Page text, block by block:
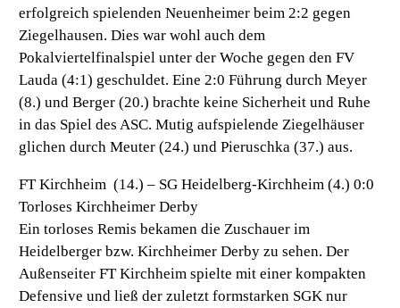
erfolgreich spielenden Neuenheimer beim 2:2 gegen
Ziegelhausen. Dies war wohl auch dem
Pokalviertelfinalspiel unter der Woche gegen den FV
Lauda (4:1) geschuldet. Eine 2:0 Führung durch Meyer
(8.) und Berger (20.) brachte keine Sicherheit und Ruhe
in das Spiel des ASC. Mutig aufspielende Ziegelhäuser
glichen durch Meuter (24.) und Pieruschka (37.) aus.
FT Kirchheim (14.) – SG Heidelberg-Kirchheim (4.) 0:0
Torloses Kirchheimer Derby
Ein torloses Remis bekamen die Zuschauer im
Heidelberger bzw. Kirchheimer Derby zu sehen. Der
Außenseiter FT Kirchheim spielte mit einer kompakten
Defensive und ließ der zuletzt formstarken SGK nur